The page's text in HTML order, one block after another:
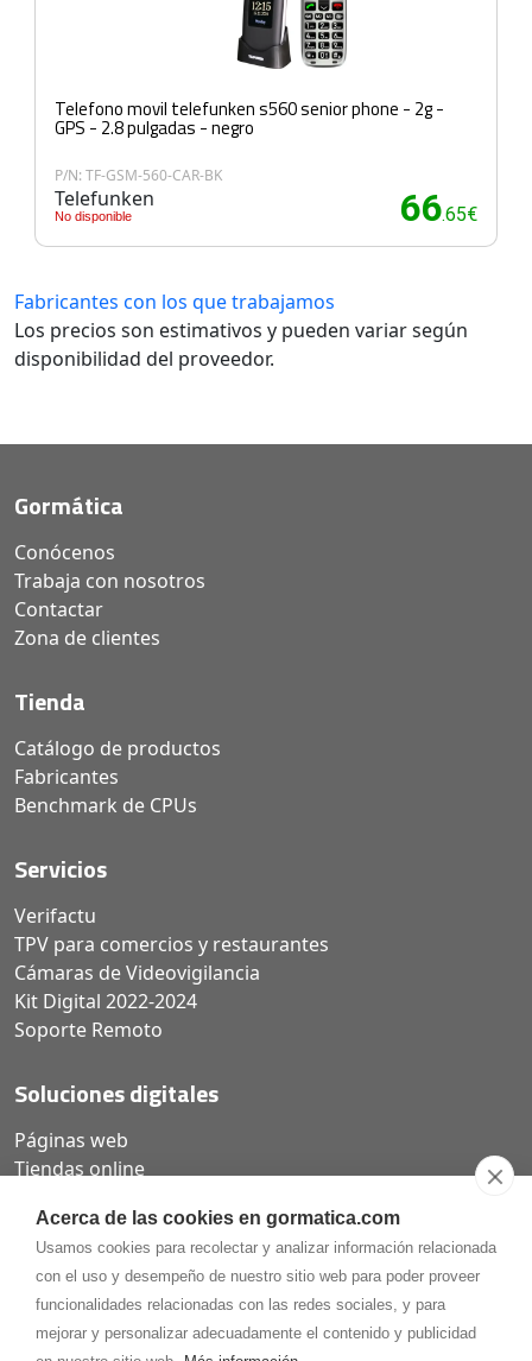
Acerca de las cookies en gormatica.com
Usamos cookies para recolectar y analizar información relacionada
con el uso y desempeño de nuestro sitio web para poder proveer
funcionalidades relacionadas con las redes sociales, y para
mejorar y personalizar adecuadamente el contenido y publicidad
Telefono movil telefunken s560 senior phone - 2g -
GPS - 2.8 pulgadas - negro
P/N: TF-GSM-560-CAR-BK
Telefunken
No disponible 66.65€
Fabricantes con los que trabajamos
Los precios son estimativos y pueden variar según
disponibilidad del proveedor.
Gormática
Conócenos
Trabaja con nosotros
Contactar
Zona de clientes
Tienda
Catálogo de productos
Fabricantes
Benchmark de CPUs
Servicios
Verifactu
TPV para comercios y restaurantes
Cámaras de Videovigilancia
Kit Digital 2022-2024
Soporte Remoto
Soluciones digitales
Páginas web
Tiendas online
975.368.262